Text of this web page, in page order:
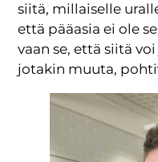
siitä, millaiselle
että pääasia ei ole
vaan se, että siitä
jotakin muuta,